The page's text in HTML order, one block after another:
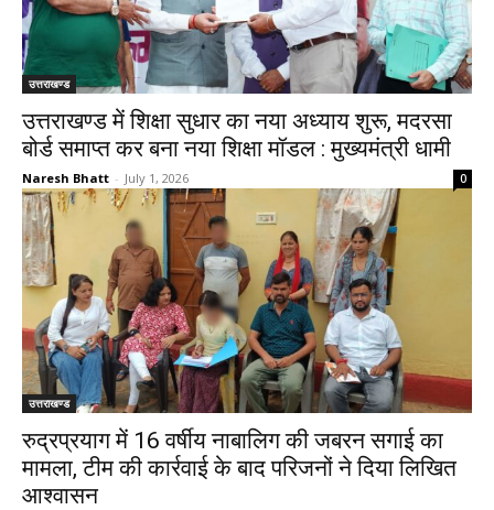
उत्तराखण्ड
उत्तराखण्ड में शिक्षा सुधार का नया अध्याय शुरू, मदरसा
बोर्ड समाप्त कर बना नया शिक्षा मॉडल : मुख्यमंत्री धामी
Naresh Bhatt - July 1, 2026 0
उत्तराखण्ड
रुद्रप्रयाग में 16 वर्षीय नाबालिग की जबरन सगाई का
मामला, टीम की कार्रवाई के बाद परिजनों ने दिया लिखित
आश्वासन